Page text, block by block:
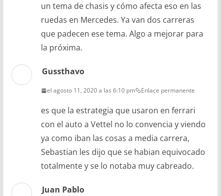
un tema de chasis y cómo afecta eso en las
ruedas en Mercedes. Ya van dos carreras
que padecen ese tema. Algo a mejorar para
la próxima.
Gussthavo
el agosto 11, 2020 a las 6:10 pm Enlace permanente
es que la estrategia que usaron en ferrari
con el auto a Vettel no lo convencia y viendo
ya como iban las cosas a media carrera,
Sebastian les dijo que se habian equivocado
totalmente y se lo notaba muy cabreado.
Juan Pablo